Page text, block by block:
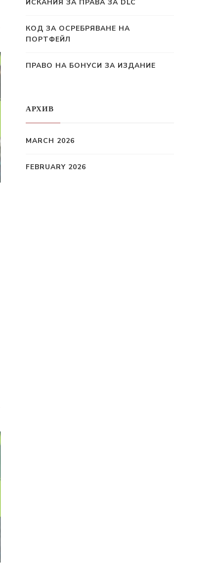
ИСКАНИЯ ЗА ПРАВА ЗА DLC
КОД ЗА ОСРЕБРЯВАНЕ НА
ПОРТФЕЙЛ
ПРАВО НА БОНУСИ ЗА ИЗДАНИЕ
АРХИВ
MARCH 2026
FEBRUARY 2026